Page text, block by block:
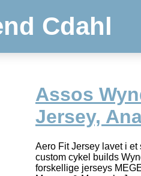
Cdahl
Assos
Jersey,
Aero Fit Jersey lavet i
custom cykel builds
forskellige jerseys